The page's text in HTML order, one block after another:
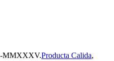
MMXXXV.Producta Calida,